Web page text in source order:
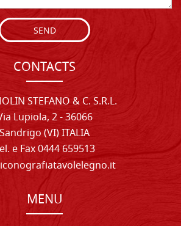
SEND
CONTACTS
STEFANO & C. S.R.L.
Lupiola, 2 - 36066
Sandrigo (VI) ITALIA
e Fax 0444 659513
MENU